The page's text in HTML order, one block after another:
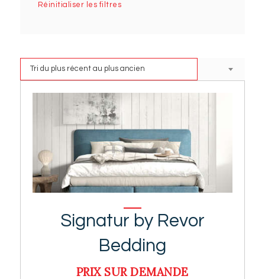
Signatur by Revor
Bedding
PRIX SUR DEMANDE
Réinitialiser les filtres